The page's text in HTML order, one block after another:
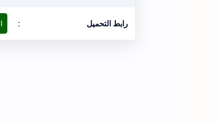
رابط التحميل :